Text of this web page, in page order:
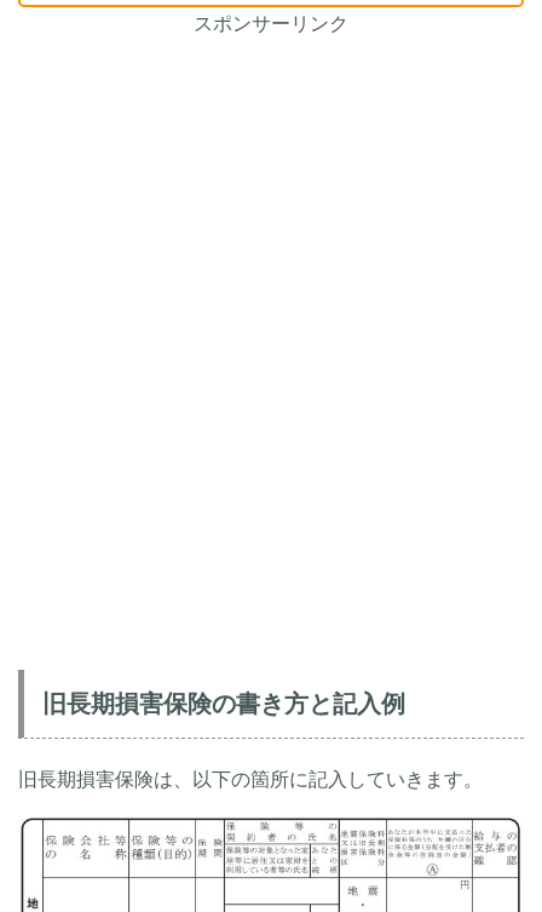
スポンサーリンク
旧長期損害保険の書き方と記入例
旧長期損害保険は、以下の箇所に記入していきます。